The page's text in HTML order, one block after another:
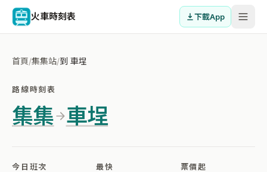
火車時刻表 下載App
首頁/集集站/到 車埕
路線時刻表
集集 車埕
今日班次 最快 票價起